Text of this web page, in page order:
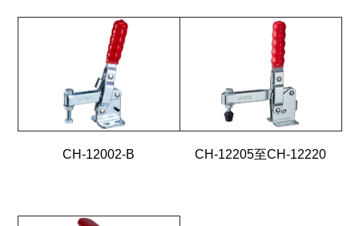
CH-12002-B CH-12205至CH-12220